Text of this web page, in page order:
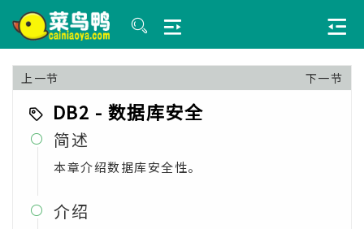
上一节 下一节
DB2 - 数据库安全
 简述
本章介绍数据库安全性。
 介绍